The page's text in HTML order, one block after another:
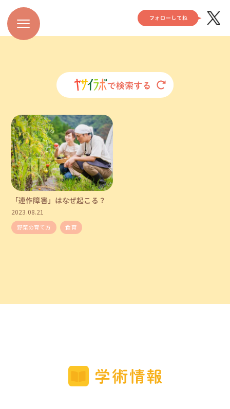
「連作障害」はなぜ起こる？
2023.08.21
野菜の育て方 食育